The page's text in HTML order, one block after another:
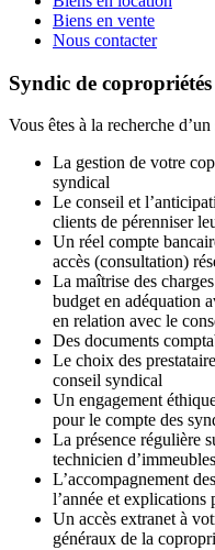
Biens en vente
Nous contacter
Syndic de copropriétés
Vous êtes à la recherche
La gestion de votre
syndical
Le conseil et
clients de pérenniser
Un réel compte
accès (consultation)
La maîtrise des
budget en adéquation
en relation avec le
Des documents
Le choix des
conseil syndical
Un engagement
pour le compte des
La présence régulière
technicien d’immeubles
L’accompagnement
l’année et explications
Un accès extranet à
généraux de la